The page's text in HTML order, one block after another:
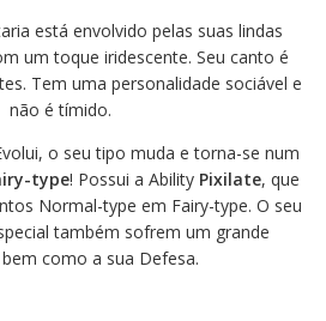
está envolvido pelas suas lindas
um toque iridescente. Seu canto é
Tem uma personalidade sociável e
não é tímido.
o seu tipo muda e torna-se num
type! Possui a Ability Pixilate, que
Normal-type em Fairy-type. O seu
também sofrem um grande
como a sua Defesa.